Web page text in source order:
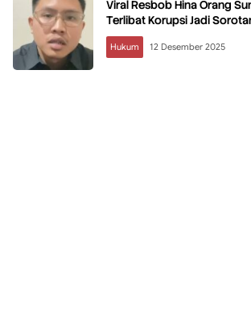
Viral Resbob Hina Orang
Terlibat Korupsi Jadi
Hukum 12 Desember 2025